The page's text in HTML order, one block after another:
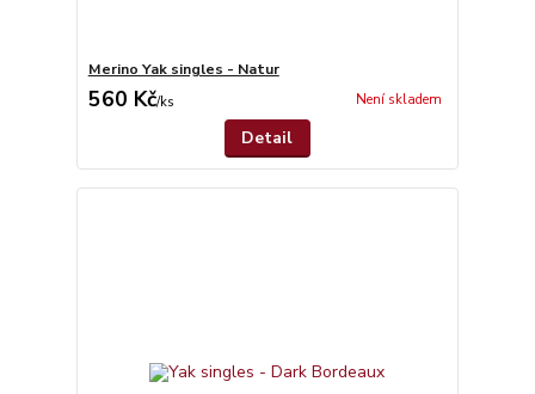
Merino Yak singles - Natur
560 Kč/ks Není skladem
Detail